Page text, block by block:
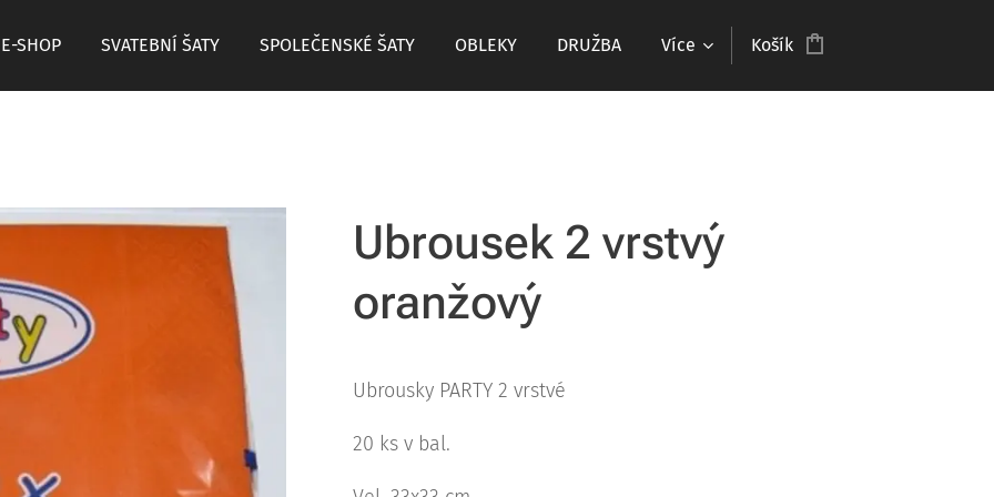
E-SHOP SVATEBNÍ ŠATY SPOLEČENSKÉ ŠATY OBLEKY DRUŽBA Více Košík
Ubrousek 2 vrstvý
oranžový
Ubrousky PARTY 2 vrstvé
20 ks v bal.